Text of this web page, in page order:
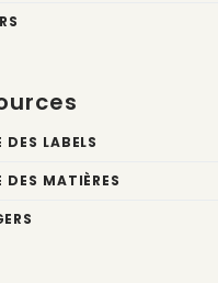
DES LABELS
DES MATIÈRES